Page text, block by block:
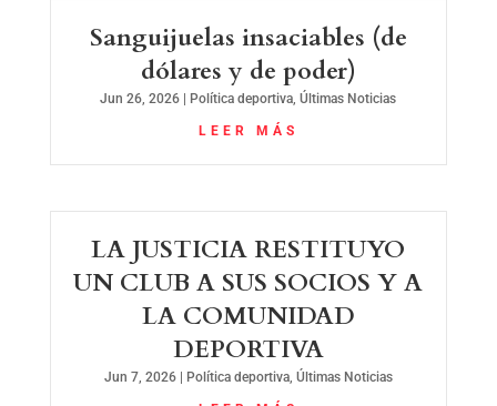
Sanguijuelas insaciables (de
dólares y de poder)
Jun 26, 2026 | Política deportiva ,Últimas Noticias
LEER MÁS
LA JUSTICIA RESTITUYO
UN CLUB A SUS SOCIOS Y A
LA COMUNIDAD
DEPORTIVA
Jun 7, 2026| Política deportiva, Últimas Noticias